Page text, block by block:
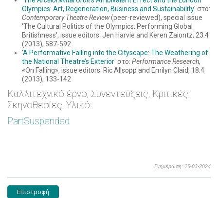
Olympics: Art, Regeneration, Business and Sustainability' στο:
Contemporary Theatre Review(peer-reviewed), special issue
'The Cultural Politics of the Olympics: Performing Global
Britishness', issue editors: Jen Harvie and Keren Zaiontz, 23.4
(2013), 587-592
'A Performative Falling into the Cityscape: The Weathering of
the National Theatre’s Exterior' στο: Performance Research,
«On Falling», issue editors: Ric Allsopp and Emilyn Claid, 18.4
(2013), 133-142
Καλλιτεχνικό έργo, Συνεντεύξεις, Κριτικές,
Σκηνοθεσίες, Υλικό:
PartSuspended
Ενημέρωση: 25-03-2024
Επιστροφή